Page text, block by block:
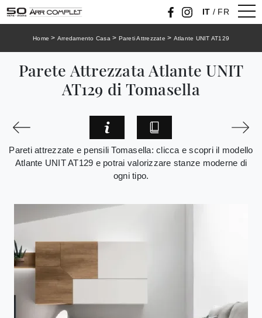
IT / FR
Home > Arredamento Casa> Pareti Attrezzate > Atlante UNIT AT129
Parete Attrezzata Atlante UNIT
AT129 di Tomasella
Pareti attrezzate e pensili Tomasella: clicca e scopri il modello
Atlante UNIT AT129 e potrai valorizzare stanze moderne di
ogni tipo.